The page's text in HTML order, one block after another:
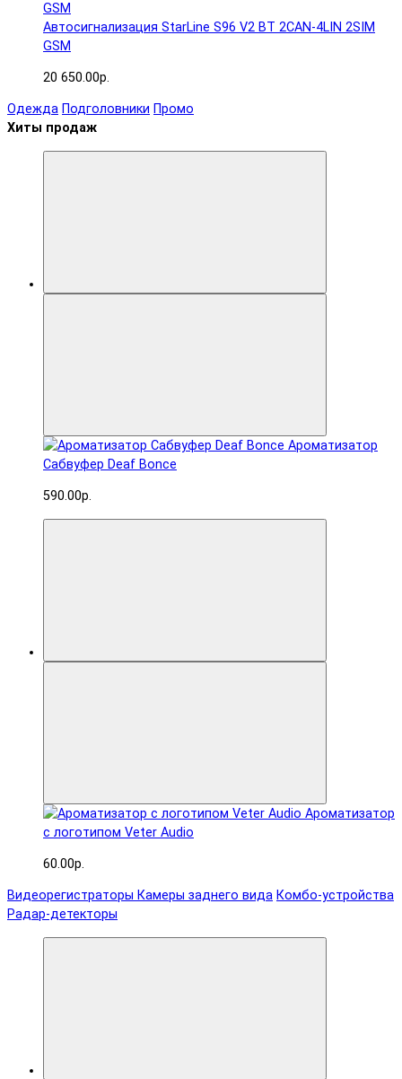
Автосигнализация StarLine S96 V2 BT 2CAN-4LIN 2SIM
GSM
20 650.00р.
Одежда Подголовники Промо
Хиты продаж
Ароматизатор
Сабвуфер Deaf Bonce
590.00р.
Ароматизатор
с логотипом Veter Audio
60.00р.
Видеорегистраторы Камеры заднего вида Комбо-устройства
Радар-детекторы